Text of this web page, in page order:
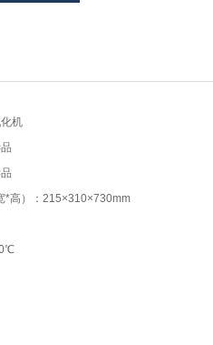
机
*高）：215×310×730mm